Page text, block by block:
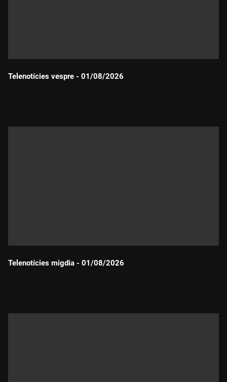
Telenotícies vespre - 01/08/2026
Telenotícies migdia - 01/08/2026